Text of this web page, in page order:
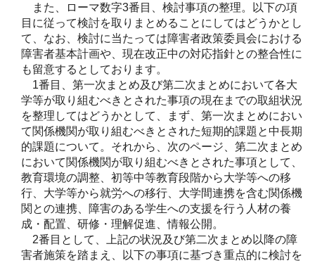
また、ローマ数字3番目、検討事項の整理。以下の項
目に従って検討を取りまとめることにしてはどうかとし
て、なお、検討に当たっては障害者政策委員会における
障害者基本計画や、現在改正中の対応指針との整合性に
も留意するとしております。
1番目、第一次まとめ及び第二次まとめにおいて各大
学等が取り組むべきとされた事項の現在までの取組状況
を整理してはどうかとして、まず、第一次まとめにおい
て関係機関が取り組むべきとされた短期的課題と中長期
的課題について。それから、次のページ、第二次まとめ
において関係機関が取り組むべきとされた事項として、
教育環境の調整、初等中等教育段階から大学等への移
行、大学等から就労への移行、大学間連携を含む関係機
関との連携、障害のある学生への支援を行う人材の養
成・配置、研修・理解促進、情報公開。
2番目として、上記の状況及び第二次まとめ以降の障
害者施策を踏まえ、以下の事項に基づき重点的に検討を